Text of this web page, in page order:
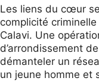
​Les liens du cœur
complicité
Calavi. Une
d’arrondissement
démanteler un
un jeune homme et